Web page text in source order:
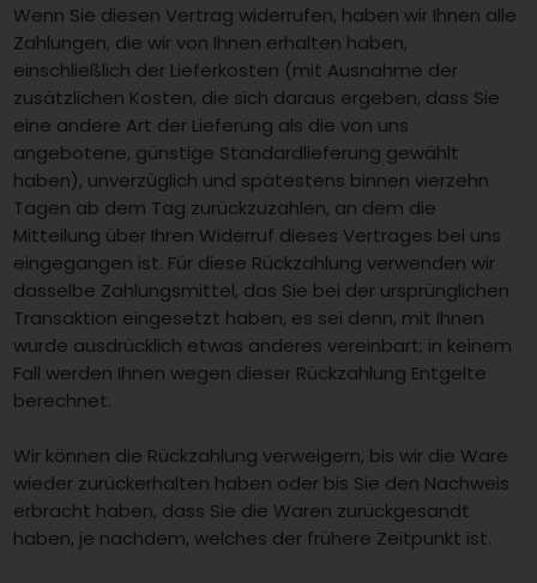
Wenn Sie diesen Vertrag widerrufen, haben wir Ihnen alle
Zahlungen, die wir von Ihnen erhalten haben,
einschließlich der Lieferkosten (mit Ausnahme der
zusätzlichen Kosten, die sich daraus ergeben, dass Sie
eine andere Art der Lieferung als die von uns
angebotene, günstige Standardlieferung gewählt
haben), unverzüglich und spätestens binnen vierzehn
Tagen ab dem Tag zurückzuzahlen, an dem die
Mitteilung über Ihren Widerruf dieses Vertrages bei uns
eingegangen ist. Für diese Rückzahlung verwenden wir
dasselbe Zahlungsmittel, das Sie bei der ursprünglichen
Transaktion eingesetzt haben, es sei denn, mit Ihnen
wurde ausdrücklich etwas anderes vereinbart; in keinem
Fall werden Ihnen wegen dieser Rückzahlung Entgelte
berechnet.
Wir können die Rückzahlung verweigern, bis wir die Ware
wieder zurückerhalten haben oder bis Sie den Nachweis
erbracht haben, dass Sie die Waren zurückgesandt
haben, je nachdem, welches der frühere Zeitpunkt ist.